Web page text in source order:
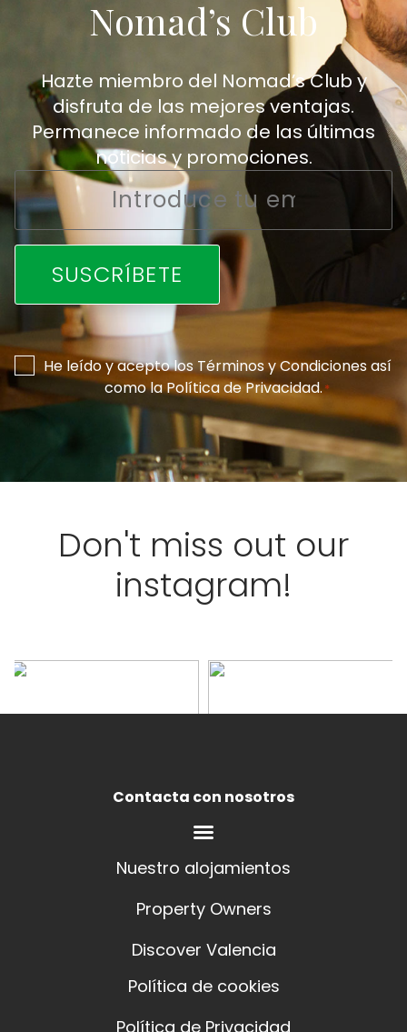
Nomad’s Club
Hazte miembro del Nomad’s Club y
disfruta de las mejores ventajas.
Permanece informado de las últimas
noticias y promociones.
Consentimiento
*
He leído y acepto losTérminos y Condicionesasí
como laPolítica de Privacidad.*
Email
*
Don't miss out our
instagram!
Contacta con nosotros
Nuestro alojamientos
Property Owners
Discover Valencia
Política de cookies
Política de Privacidad